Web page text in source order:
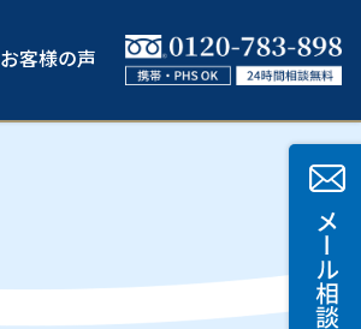
お客様の声